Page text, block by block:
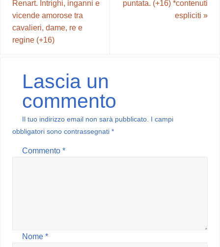
Renart. Intrighi, inganni e
vicende amorose tra
cavalieri, dame, re e
regine (+16)
puntata. (+16) *contenuti
espliciti »
Lascia un
commento
Il tuo indirizzo email non sarà pubblicato.
I campi
obbligatori sono contrassegnati*
Commento*
Nome*